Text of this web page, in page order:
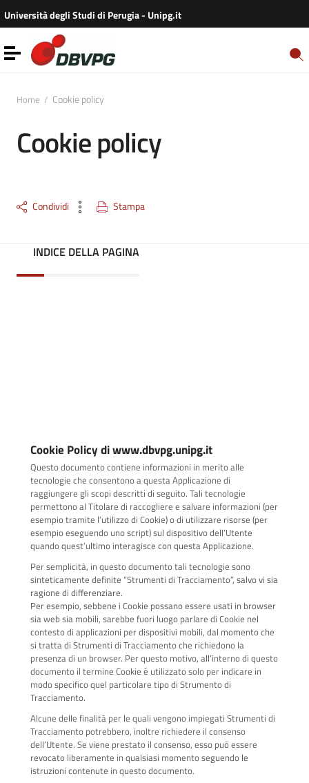
Vai ai contenuti
Vai al menu di navigazione
Vai al footer
Università degli Studi di Perugia - Unipg.it
Toggle navigation
Home / Cookie policy
Cookie policy
Condividi Stampa
INDICE DELLA PAGINA
Cookie Policy di www.dbvpg.unipg.it
Questo documento contiene informazioni in merito alle
tecnologie che consentono a questa Applicazione di
raggiungere gli scopi descritti di seguito. Tali tecnologie
permettono al Titolare di raccogliere e salvare informazioni (per
esempio tramite l’utilizzo di Cookie) o di utilizzare risorse (per
esempio eseguendo uno script) sul dispositivo dell’Utente
quando quest’ultimo interagisce con questa Applicazione.
Per semplicità, in questo documento tali tecnologie sono
sinteticamente definite “Strumenti di Tracciamento”, salvo vi sia
ragione di differenziare.
Per esempio, sebbene i Cookie possano essere usati in browser
sia web sia mobili, sarebbe fuori luogo parlare di Cookie nel
contesto di applicazioni per dispositivi mobili, dal momento che
si tratta di Strumenti di Tracciamento che richiedono la
presenza di un browser. Per questo motivo, all’interno di questo
documento il termine Cookie è utilizzato solo per indicare in
modo specifico quel particolare tipo di Strumento di
Tracciamento.
Alcune delle finalità per le quali vengono impiegati Strumenti di
Tracciamento potrebbero, inoltre richiedere il consenso
dell’Utente. Se viene prestato il consenso, esso può essere
revocato liberamente in qualsiasi momento seguendo le
istruzioni contenute in questo documento.